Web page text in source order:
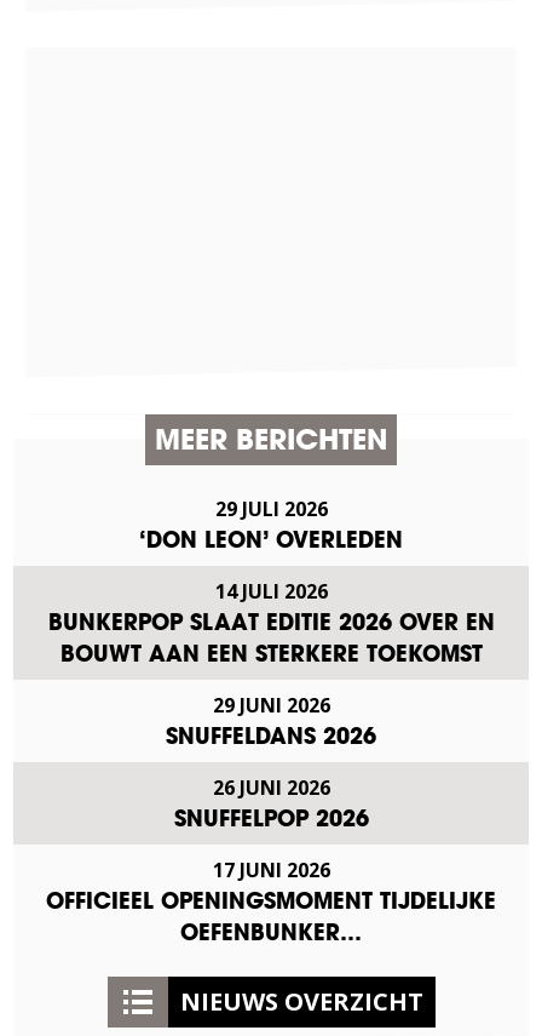
MEER BERICHTEN
29 JULI 2026
‘DON LEON’ OVERLEDEN
14 JULI 2026
BUNKERPOP SLAAT EDITIE 2026 OVER EN
BOUWT AAN EEN STERKERE TOEKOMST
29 JUNI 2026
SNUFFELDANS 2026
26 JUNI 2026
SNUFFELPOP 2026
17 JUNI 2026
OFFICIEEL OPENINGSMOMENT TIJDELIJKE
OEFENBUNKER…
NIEUWS OVERZICHT